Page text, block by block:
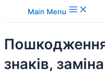
Main Menu
знаків,